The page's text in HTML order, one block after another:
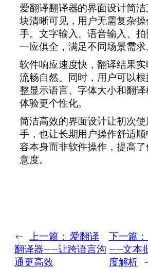
爱翻译翻译器的界面设计简
块清晰可见，用户无需复杂
手。文字输入、语音输入、
一应俱全，满足不同场景需求
软件响应速度快，翻译结果
流畅自然。同时，用户可以
整显示语言、字体大小和翻
体验更个性化。
简洁高效的界面设计让初次
手，也让长期用户操作舒适
容本身而非软件操作，提高
意度。
← 上一篇： 爱翻译
翻译器——让跨语言沟
通更高效
下一篇：
——文本
度解析